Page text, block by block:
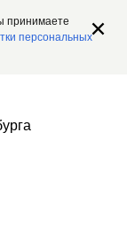
принимаете
персональных